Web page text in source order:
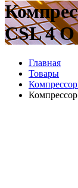
CSL 4 O
Главная
Товары